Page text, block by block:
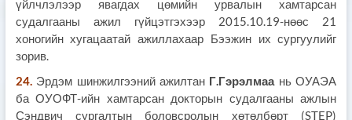
үйлчлэлээр явагдах цөмийн урвалын хамтарсан
судалгааны ажил гүйцэтгэхээр 2015.10.19-нөөс 21
хоногийн хугацаатай ажиллахаар Бээжин их сургуулийг
зорив.
24.Эрдэм шинжилгээний ажилтан Г.Гэрэлмаань ОУАЭА
ба ОУОФТ-ийн хамтарсан докторын судалгааны ажлын
Сэндвич сургалтын боловсролын хөтөлбөрт (STEP)